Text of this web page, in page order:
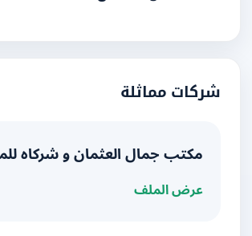
شركات مماثلة
مكتب جمال العثمان و شركاه
عرض الملف